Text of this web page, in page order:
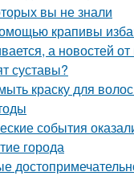
вы не знали
крапивы
а новостей
суставы?
краску для
события
города